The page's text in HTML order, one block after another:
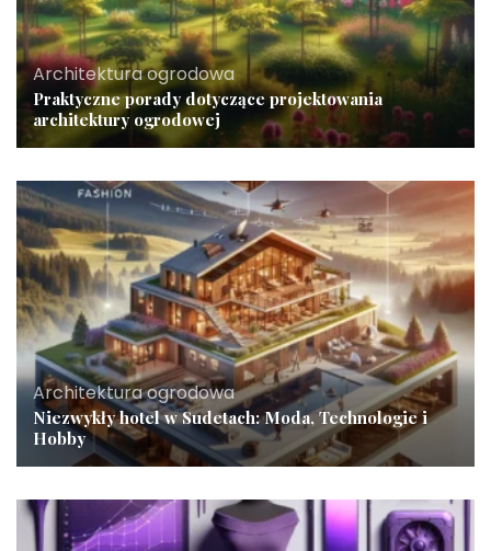
Architektura ogrodowa
Praktyczne porady dotyczące projektowania
architektury ogrodowej
Architektura ogrodowa
Niezwykły hotel w Sudetach: Moda, Technologie i
Hobby